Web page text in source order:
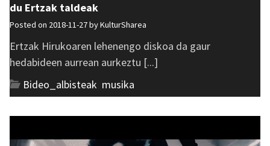
du Ertzak taldeak
Posted on 2018-11-27 byKulturSharea
Ertzak Hirukoaren lehenengo diskoa da gaur
hedabideen aurrean aurkeztu [...]
Bideo_albisteak musika